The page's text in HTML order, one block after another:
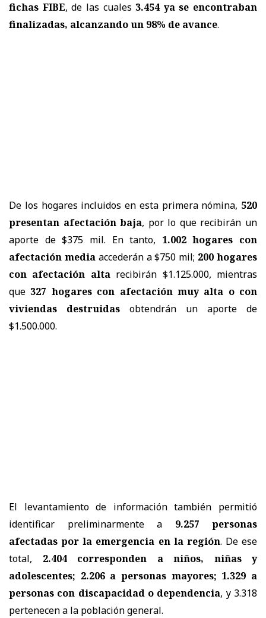
fichas FIBE, de las cuales 3.454 ya se encontraban
finalizadas, alcanzando un 98% de avance.
De los hogares incluidos en esta primera nómina, 520
presentan afectación baja, por lo que recibirán un
aporte de $375 mil. En tanto, 1.002 hogares con
afectación mediaaccederán a $750 mil; 200 hogares
con afectación altarecibirán $1.125.000, mientras
que 327 hogares con afectación muy alta o con
viviendas destruidas obtendrán un aporte de
$1.500.000.
El levantamiento de información también permitió
identificar preliminarmente a 9.257 personas
afectadas por la emergencia en la región. De ese
total, 2.404 corresponden a niños, niñas y
adolescentes; 2.206 a personas mayores; 1.329 a
personas con discapacidad o dependencia, y 3.318
pertenecen a la población general.